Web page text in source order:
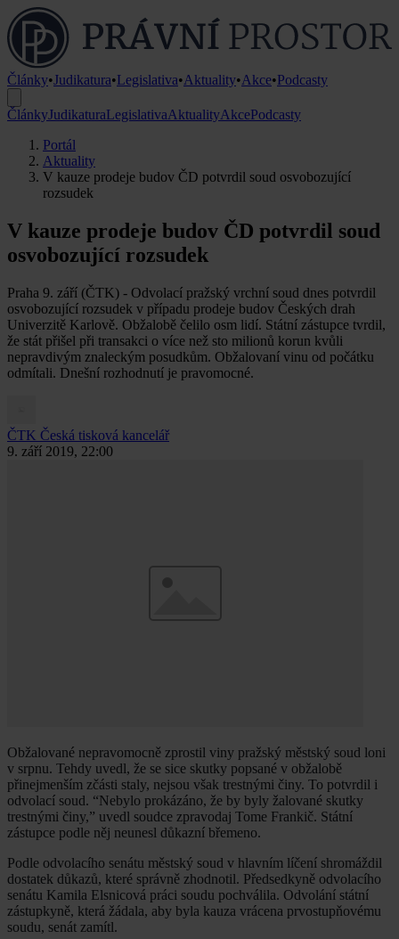
Články•Judikatura•Legislativa•Aktuality•Akce•Podcasty
ČlánkyJudikaturaLegislativaAktualityAkcePodcasty
Portál
Aktuality
V kauze prodeje budov ČD potvrdil soud osvobozující
rozsudek
V kauze prodeje budov ČD potvrdil soud
osvobozující rozsudek
Praha 9. září (ČTK) - Odvolací pražský vrchní soud dnes potvrdil
osvobozující rozsudek v případu prodeje budov Českých drah
Univerzitě Karlově. Obžalobě čelilo osm lidí. Státní zástupce tvrdil,
že stát přišel při transakci o více než sto milionů korun kvůli
nepravdivým znaleckým posudkům. Obžalovaní vinu od počátku
odmítali. Dnešní rozhodnutí je pravomocné.
ČTK Česká tisková kancelář
9. září 2019, 22:00
Obžalované nepravomocně zprostil viny pražský městský soud loni
v srpnu. Tehdy uvedl, že se sice skutky popsané v obžalobě
přinejmenším zčásti staly, nejsou však trestnými činy. To potvrdil i
odvolací soud. “Nebylo prokázáno, že by byly žalované skutky
trestnými činy,” uvedl soudce zpravodaj Tome Frankič. Státní
zástupce podle něj neunesl důkazní břemeno.
Podle odvolacího senátu městský soud v hlavním líčení shromáždil
dostatek důkazů, které správně zhodnotil. Předsedkyně odvolacího
senátu Kamila Elsnicová práci soudu pochválila. Odvolání státní
zástupkyně, která žádala, aby byla kauza vrácena prvostupňovému
soudu, senát zamítl.